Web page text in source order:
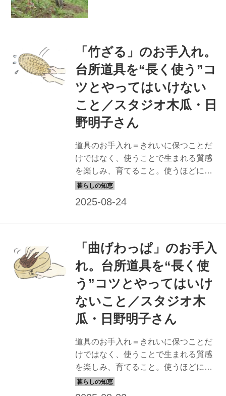
「竹ざる」のお手入れ。
台所道具を“長く使う”コ
ツとやってはいけない
こと／スタジオ木瓜・日
野明子さん
道具のお手入れ＝きれいに保つことだ
けではなく、使うことで生まれる質感
を楽しみ、育てること。使うほどにな
じんで風合いが増し、よりいっそう愛
「曲げわっぱ」のお手入
れ。台所道具を“長く使
う”コツとやってはいけ
ないこと／スタジオ木
瓜・日野明子さん
道具のお手入れ＝きれいに保つことだ
けではなく、使うことで生まれる質感
を楽しみ、育てること。使うほどにな
じんで風合いが増し、よりいっそう愛
着がわく。今回は、日野明子さんに